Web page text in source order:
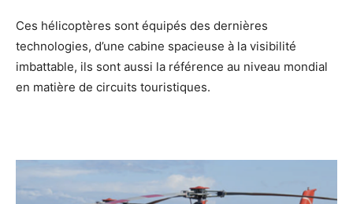
Ces hélicoptères sont équipés des dernières
technologies, d’une cabine spacieuse à la visibilité
imbattable, ils sont aussi la référence au niveau mondial
en matière de circuits touristiques.